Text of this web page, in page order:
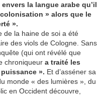
la langue arabe qu’il
» alors que le
».
de la haine de soi a été
des viols de Cologne. Sans
(qui ont révélé que
chroniqueur a traité les
». Et d’asséner sa
monde « des lumières », du
en Occident découvre,